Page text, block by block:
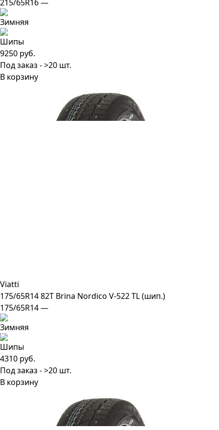
215/65R16 —
9250 руб.
Под заказ - >20 шт.
В корзину
Viatti
175/65R14 82T Brina Nordico V-522 TL (шип.)
175/65R14 —
4310 руб.
Под заказ - >20 шт.
В корзину